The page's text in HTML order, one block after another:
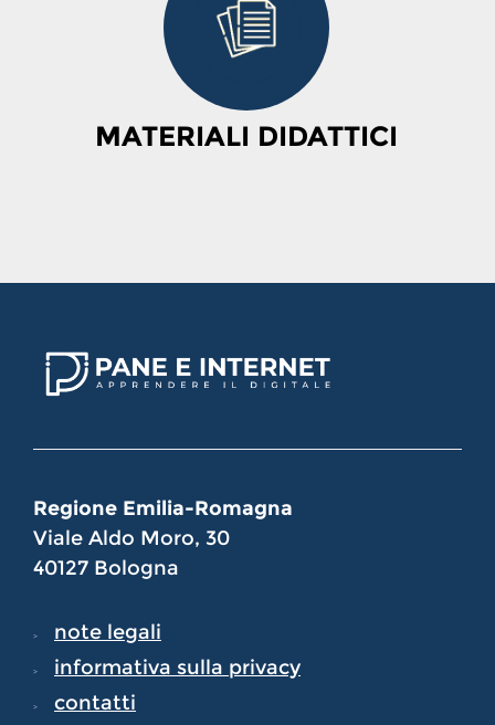
MATERIALI DIDATTICI
Regione Emilia-Romagna
Viale Aldo Moro, 30
40127 Bologna
note legali
informativa sulla privacy
contatti